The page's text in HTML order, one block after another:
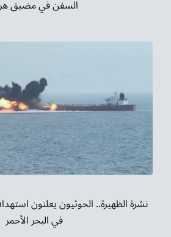
السفن في مضيق
نشرة الظهيرة.. الحوثيون يعلنون
في البحر الأحمر